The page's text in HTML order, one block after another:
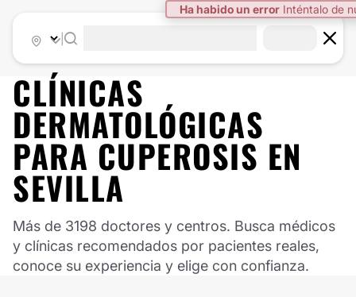
Ha habido un error Inténtalo de
CLÍNICAS
DERMATOLÓGICAS
PARA CUPEROSIS EN
SEVILLA
Más de 3198 doctores y centros. Busca médicos
y clínicas recomendados por pacientes reales,
conoce su experiencia y elige con confianza.